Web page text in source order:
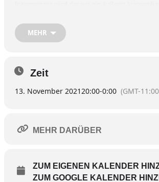
lustiger schreiben könnte. Man darf gespannt
fröhlichen Abende …
Bankhaus RSA in Albaching (08076/256). Eintritt
ermäßigt sieben Euro – Einlass ist jeweils eine
An der Abendkasse sind eventuell dann noch
Es gelten die dann aktuellen Corona-
MEHR
Zeit
13. November 2021 20:00-0:00 (GMT-
MEHR DARÜBER
ZUM EIGENEN KALENDER
ZUM GOOGLE KALENDER